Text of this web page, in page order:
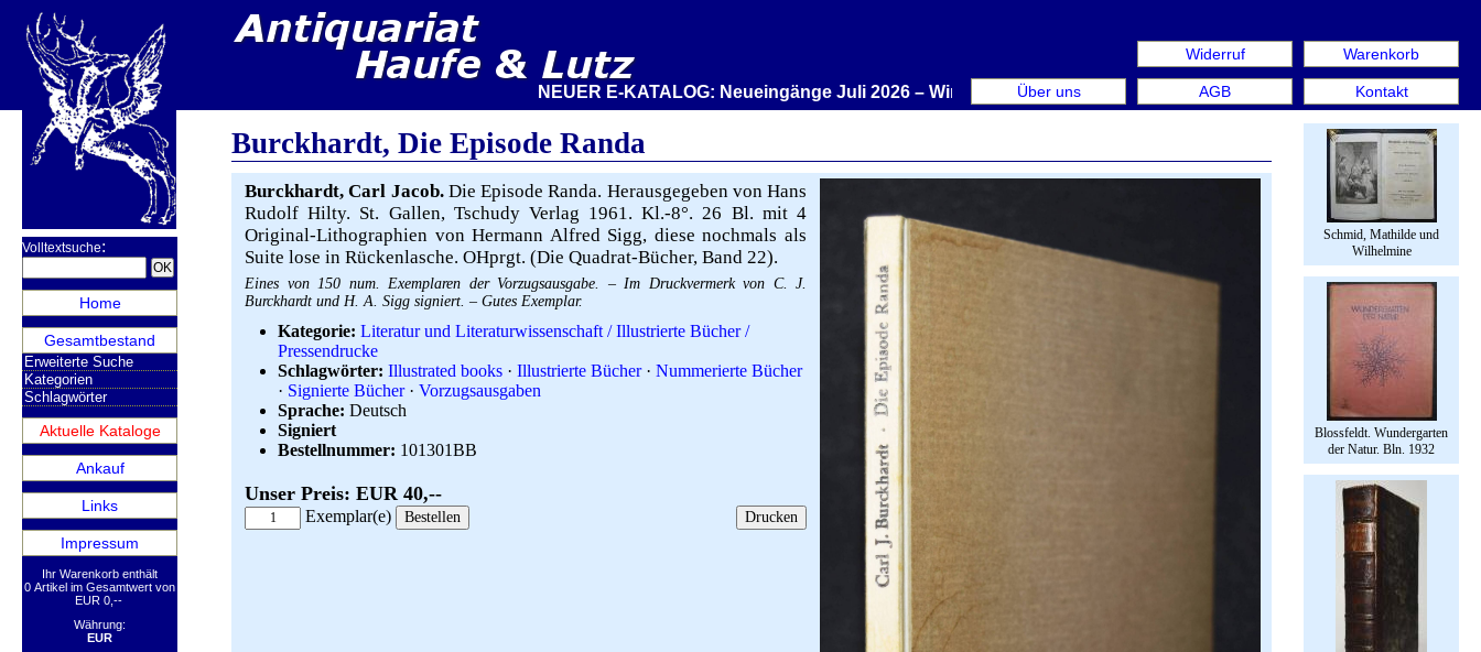
Warenkorb
Kontakt
Widerruf
AGB
Über uns
NEUER E-KATALOG: Neueingänge Juli 2026 – Wir stellen aus: Rare Book Week Berlin. Internationale Messe für
Volltextsuche:
Home
Gesamtbestand
Erweiterte Suche
Kategorien
Schlagwörter
Aktuelle Kataloge
Ankauf
Links
Impressum
Ihr Warenkorb enthält
0 Artikel im Gesamtwert von
EUR 0,--
Währung:
EUR
Schmid, Mathilde und
Wilhelmine
Blossfeldt. Wundergarten
der Natur. Bln. 1932
Burckhardt, Die Episode Randa
Burckhardt, Carl Jacob.Die Episode Randa. Herausgegeben von Hans
Rudolf Hilty. St. Gallen, Tschudy Verlag 1961. Kl.-8°. 26 Bl. mit 4
Original-Lithographien von Hermann Alfred Sigg, diese nochmals als
Suite lose in Rückenlasche. OHprgt. (Die Quadrat-Bücher, Band 22).
Eines von 150 num. Exemplaren der Vorzugsausgabe. – Im Druckvermerk von C. J.
Burckhardt und H. A. Sigg signiert. – Gutes Exemplar.
Kategorie: Literatur und Literaturwissenschaft / Illustrierte Bücher /
Pressendrucke
Schlagwörter: Illustrated books · Illustrierte Bücher· Nummerierte Bücher
· Signierte Bücher· Vorzugsausgaben
Sprache: Deutsch
Signiert
Bestellnummer: 101301BB
Unser Preis: EUR 40,--
Exemplar(e)